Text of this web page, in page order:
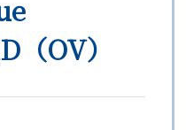
（OV）